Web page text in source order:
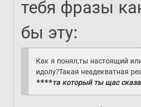
тебя фразы
бы эту:
Как я понял,ты настоящий
идолу?Такая неадекватная
****та который ты щас